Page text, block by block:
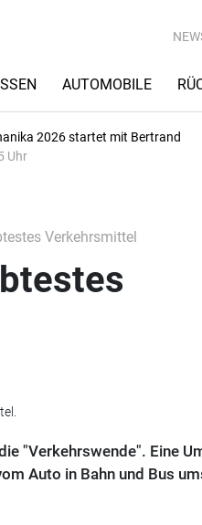
AUTOMOBILE
2026 startet mit Bertrand
Uhr
Verkehrsmittel
"Verkehrswende". Eine
Auto in Bahn und Bus